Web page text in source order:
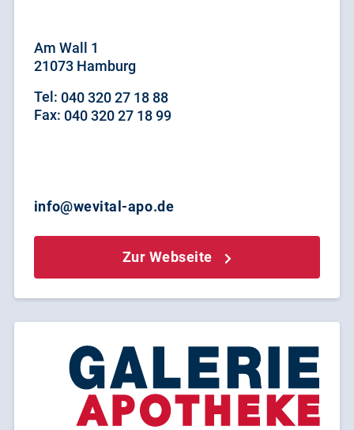
Am Wall 1
21073 Hamburg
Tel: 040 320 27 18 88
Fax: 040 320 27 18 99
info@wevital-apo.de
Zur Webseite